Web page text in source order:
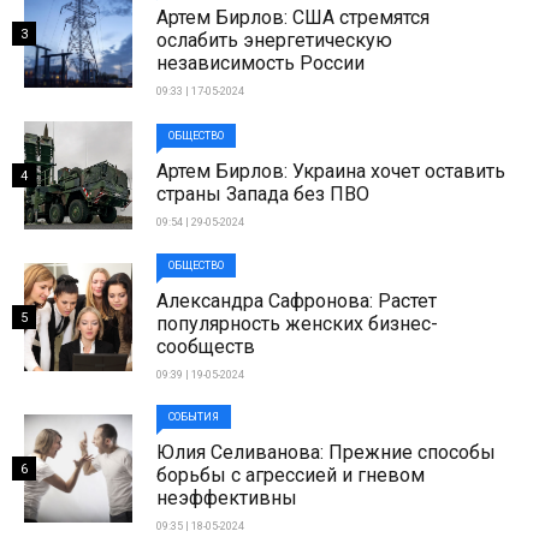
Артем Бирлов: США стремятся
ослабить энергетическую
независимость России
09:33 | 17-05-2024
3
ОБЩЕСТВО
Артем Бирлов: Украина хочет оставить
страны Запада без ПВО
09:54 | 29-05-2024
4
ОБЩЕСТВО
Александра Сафронова: Растет
популярность женских бизнес-
сообществ
09:39 | 19-05-2024
5
СОБЫТИЯ
Юлия Селиванова: Прежние способы
борьбы с агрессией и гневом
неэффективны
09:35 | 18-05-2024
6